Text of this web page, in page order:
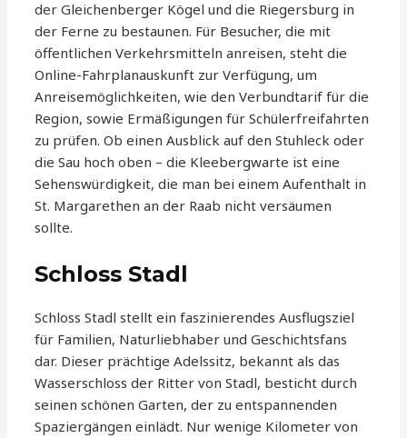
der Gleichenberger Kögel und die Riegersburg in
der Ferne zu bestaunen. Für Besucher, die mit
öffentlichen Verkehrsmitteln anreisen, steht die
Online-Fahrplanauskunft zur Verfügung, um
Anreisemöglichkeiten, wie den Verbundtarif für die
Region, sowie Ermäßigungen für Schülerfreifahrten
zu prüfen. Ob einen Ausblick auf den Stuhleck oder
die Sau hoch oben – die Kleebergwarte ist eine
Sehenswürdigkeit, die man bei einem Aufenthalt in
St. Margarethen an der Raab nicht versäumen
sollte.
Schloss Stadl
Schloss Stadl stellt ein faszinierendes Ausflugsziel
für Familien, Naturliebhaber und Geschichtsfans
dar. Dieser prächtige Adelssitz, bekannt als das
Wasserschloss der Ritter von Stadl, besticht durch
seinen schönen Garten, der zu entspannenden
Spaziergängen einlädt. Nur wenige Kilometer von